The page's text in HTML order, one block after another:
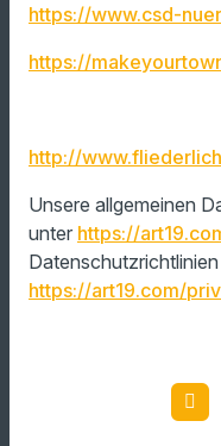
https://www.csd-
https://
http://
Unsere allgemeinen
unter https://
https://art19.com/